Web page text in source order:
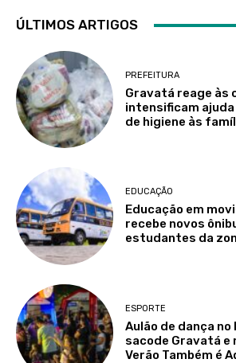
ÚLTIMOS ARTIGOS
PREFEITURA
Gravatá reage às
intensificam
de higiene às
EDUCAÇÃO
Educação em
recebe novos
estudantes da
ESPORTE
Aulão de dança no
sacode Gravatá e
Verão Também é